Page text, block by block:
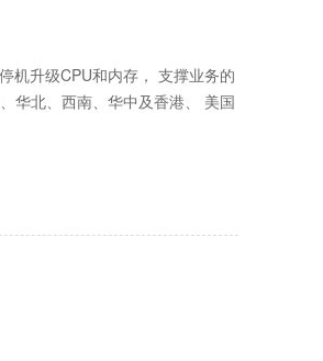
机升级CPU和内存， 支撑业务的
华北、西南、华中及香港、 美国